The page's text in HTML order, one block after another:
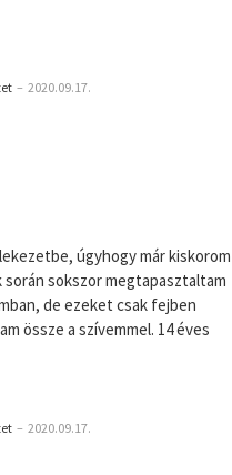
– 2020.09.17.
úgyhogy már kiskorom
sokszor megtapasztaltam
de ezeket csak fejben
össze a szívemmel. 14 éves
– 2020.09.17.